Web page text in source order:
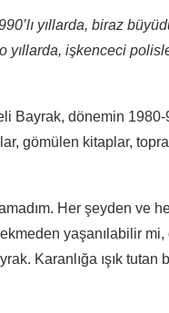
yıllarda, biraz
yıllarda, işkenceci
Bayrak, dönemin
gömülen kitaplar,
Her şeyden ve
yaşanılabilir
Karanlığa ışık